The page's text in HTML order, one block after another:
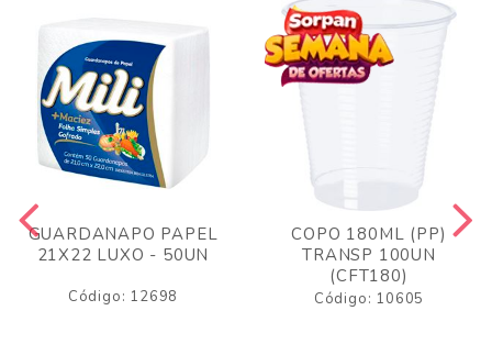
GUARDANAPO PAPEL
21X22 LUXO - 50UN
Código: 12698
COPO 180ML (PP)
TRANSP 100UN
(CFT180)
Código: 10605